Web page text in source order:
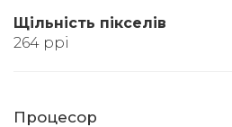
Щільність пікселів
264 ppi
Процесор